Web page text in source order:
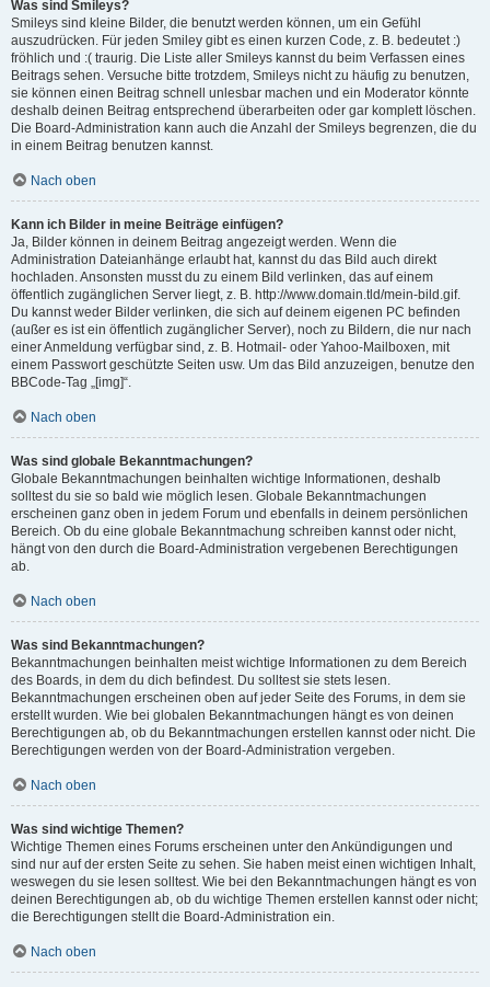
Was sind Smileys?
Smileys sind kleine Bilder, die benutzt werden können, um ein Gefühl
auszudrücken. Für jeden Smiley gibt es einen kurzen Code, z. B. bedeutet :)
fröhlich und :( traurig. Die Liste aller Smileys kannst du beim Verfassen eines
Beitrags sehen. Versuche bitte trotzdem, Smileys nicht zu häufig zu benutzen,
sie können einen Beitrag schnell unlesbar machen und ein Moderator könnte
deshalb deinen Beitrag entsprechend überarbeiten oder gar komplett löschen.
Die Board-Administration kann auch die Anzahl der Smileys begrenzen, die du
in einem Beitrag benutzen kannst.
Nach oben
Kann ich Bilder in meine Beiträge einfügen?
Ja, Bilder können in deinem Beitrag angezeigt werden. Wenn die
Administration Dateianhänge erlaubt hat, kannst du das Bild auch direkt
hochladen. Ansonsten musst du zu einem Bild verlinken, das auf einem
öffentlich zugänglichen Server liegt, z. B. http://www.domain.tld/mein-bild.gif.
Du kannst weder Bilder verlinken, die sich auf deinem eigenen PC befinden
(außer es ist ein öffentlich zugänglicher Server), noch zu Bildern, die nur nach
einer Anmeldung verfügbar sind, z. B. Hotmail- oder Yahoo-Mailboxen, mit
einem Passwort geschützte Seiten usw. Um das Bild anzuzeigen, benutze den
BBCode-Tag „[img]“.
Nach oben
Was sind globale Bekanntmachungen?
Globale Bekanntmachungen beinhalten wichtige Informationen, deshalb
solltest du sie so bald wie möglich lesen. Globale Bekanntmachungen
erscheinen ganz oben in jedem Forum und ebenfalls in deinem persönlichen
Bereich. Ob du eine globale Bekanntmachung schreiben kannst oder nicht,
hängt von den durch die Board-Administration vergebenen Berechtigungen
ab.
Nach oben
Was sind Bekanntmachungen?
Bekanntmachungen beinhalten meist wichtige Informationen zu dem Bereich
des Boards, in dem du dich befindest. Du solltest sie stets lesen.
Bekanntmachungen erscheinen oben auf jeder Seite des Forums, in dem sie
erstellt wurden. Wie bei globalen Bekanntmachungen hängt es von deinen
Berechtigungen ab, ob du Bekanntmachungen erstellen kannst oder nicht. Die
Berechtigungen werden von der Board-Administration vergeben.
Nach oben
Was sind wichtige Themen?
Wichtige Themen eines Forums erscheinen unter den Ankündigungen und
sind nur auf der ersten Seite zu sehen. Sie haben meist einen wichtigen Inhalt,
weswegen du sie lesen solltest. Wie bei den Bekanntmachungen hängt es von
deinen Berechtigungen ab, ob du wichtige Themen erstellen kannst oder nicht;
die Berechtigungen stellt die Board-Administration ein.
Nach oben